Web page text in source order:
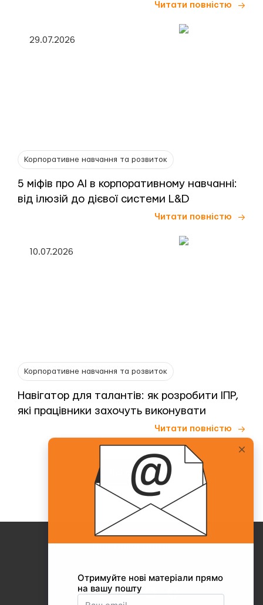
Читати повністю
29.07.2026
Корпоративне навчання та розвиток
5 міфів про AI в корпоративному навчанні:
від ілюзій до дієвої системи L&D
Читати повністю
10.07.2026
Корпоративне навчання та розвиток
Навігатор для талантів: як розробити ІПР,
які працівники захочуть виконувати
Читати повністю
Всі статті
Про Collaborator